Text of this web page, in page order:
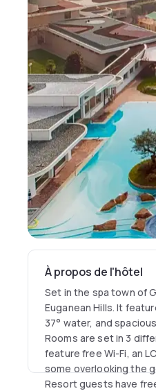
À propos de l'hôtel
Set in the spa town of
Euganean Hills. It
37° water, and
Rooms are set in 3
feature free Wi-Fi, an
some overlooking the
Resort guests have